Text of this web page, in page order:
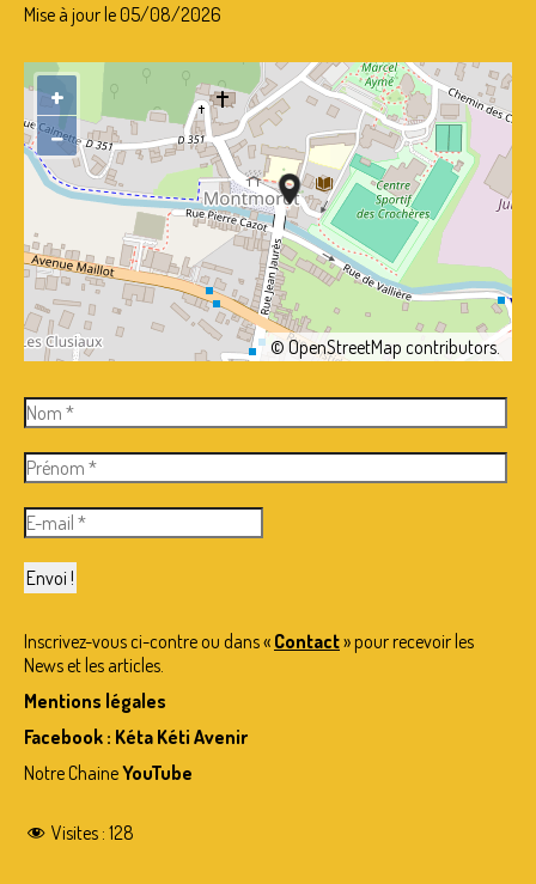
FAQ
PARRAINS
ACTUALITES
AGENDA
CONTACT
TEMOIGNAGES
Mise à jour le 05/08/2026
+
−
©OpenStreetMap contributors.
Inscrivez-vous ci-contre ou dans « Contact» pour recevoir les
News et les articles.
Mentions légales
Facebook : Kéta Kéti Avenir
Notre ChaineYouTube
Visites : 128